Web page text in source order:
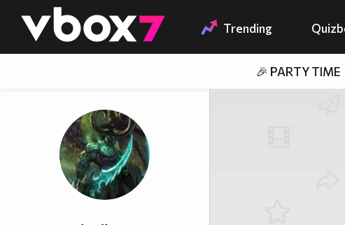
👾 Trending
🎉 PARTY TIME